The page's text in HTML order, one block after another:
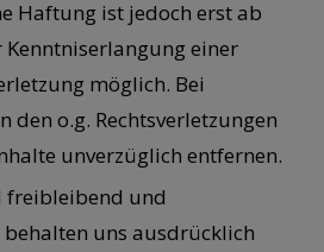
Haftung ist jedoch erst ab
einer
möglich. Bei
den o.g. Rechtsverletzungen
unverzüglich entfernen.
freibleibend und
uns ausdrücklich